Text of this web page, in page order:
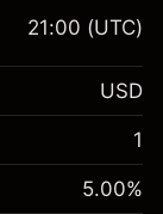
-0.021568
%
$1,000.00
21:00 (UTC)
USD
1
5.00%